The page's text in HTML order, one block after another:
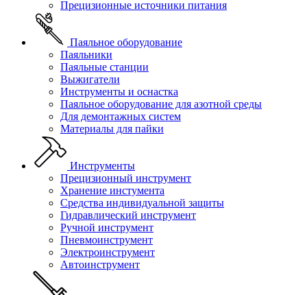
Прецизионные источники питания
Паяльное оборудование
Паяльники
Паяльные станции
Выжигатели
Инструменты и оснастка
Паяльное оборудование для азотной среды
Для демонтажных систем
Материалы для пайки
Инструменты
Прецизионный инструмент
Хранение инстумента
Средства индивидуальной защиты
Гидравлический инструмент
Ручной инструмент
Пневмоинструмент
Электроинструмент
Автоинструмент